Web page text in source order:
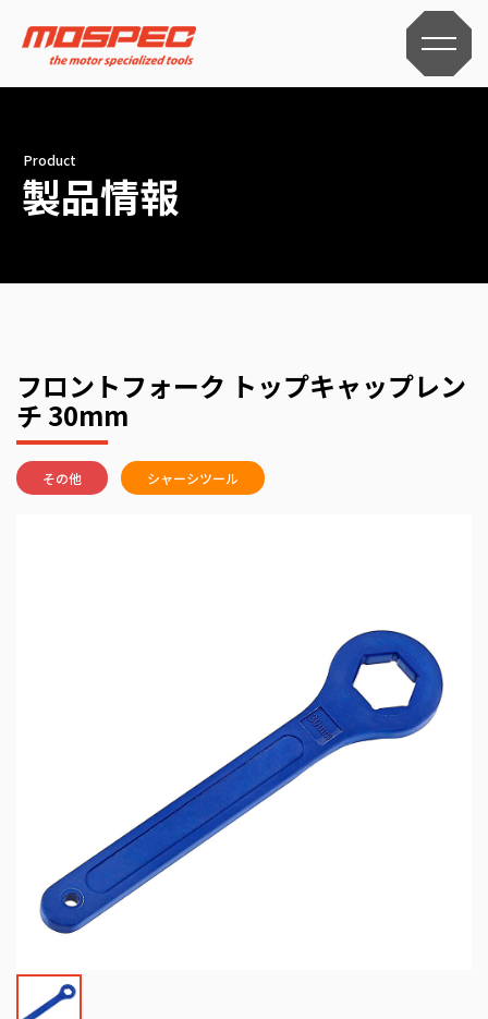
Product
製品情報
フロントフォーク トップキャップレン
チ 30mm
その他 シャーシツール